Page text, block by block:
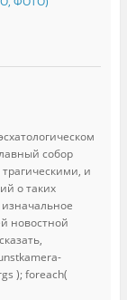
собор
и
о таких
новостной
); foreach(